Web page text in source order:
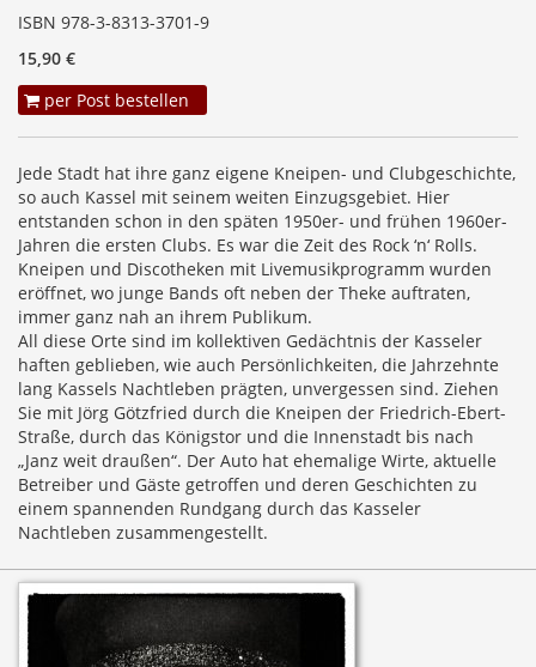
ISBN 978-3-8313-3701-9
15,90 €
per Post bestellen
Jede Stadt hat ihre ganz eigene Kneipen- und Clubgeschichte,
so auch Kassel mit seinem weiten Einzugsgebiet. Hier
entstanden schon in den späten 1950er- und frühen 1960er-
Jahren die ersten Clubs. Es war die Zeit des Rock ‘n‘ Rolls.
Kneipen und Discotheken mit Livemusikprogramm wurden
eröffnet, wo junge Bands oft neben der Theke auftraten,
immer ganz nah an ihrem Publikum.
All diese Orte sind im kollektiven Gedächtnis der Kasseler
haften geblieben, wie auch Persönlichkeiten, die Jahrzehnte
lang Kassels Nachtleben prägten, unvergessen sind. Ziehen
Sie mit Jörg Götzfried durch die Kneipen der Friedrich-Ebert-
Straße, durch das Königstor und die Innenstadt bis nach
„Janz weit draußen“. Der Auto hat ehemalige Wirte, aktuelle
Betreiber und Gäste getroffen und deren Geschichten zu
einem spannenden Rundgang durch das Kasseler
Nachtleben zusammengestellt.